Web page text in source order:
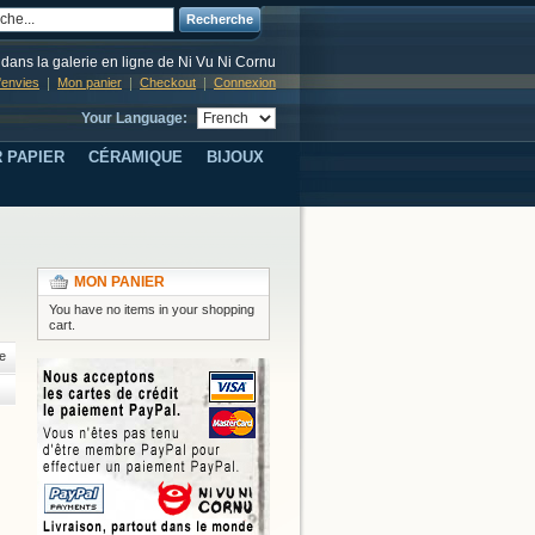
Recherche
la galerie en ligne de Ni Vu Ni Cornu
Mon panier Checkout Connexion
Your Language:
PAPIER CÉRAMIQUE BIJOUX
MON PANIER
You have no items in your shopping
cart.